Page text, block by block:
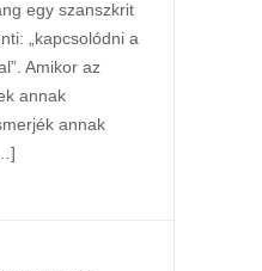
egy szanszkrit
„kapcsolódni a
Amikor az
annak
annak